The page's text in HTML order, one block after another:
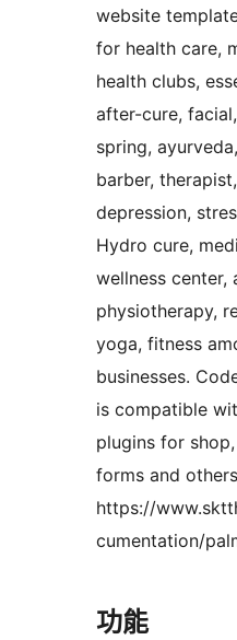
website
for health care,
health clubs,
after-cure,
spring,
barber,
depression,
Hydro cure,
wellness center,
physiotherapy,
yoga, fitness
businesses.
is compatible
plugins for
forms and
https://
cumentation/
功能